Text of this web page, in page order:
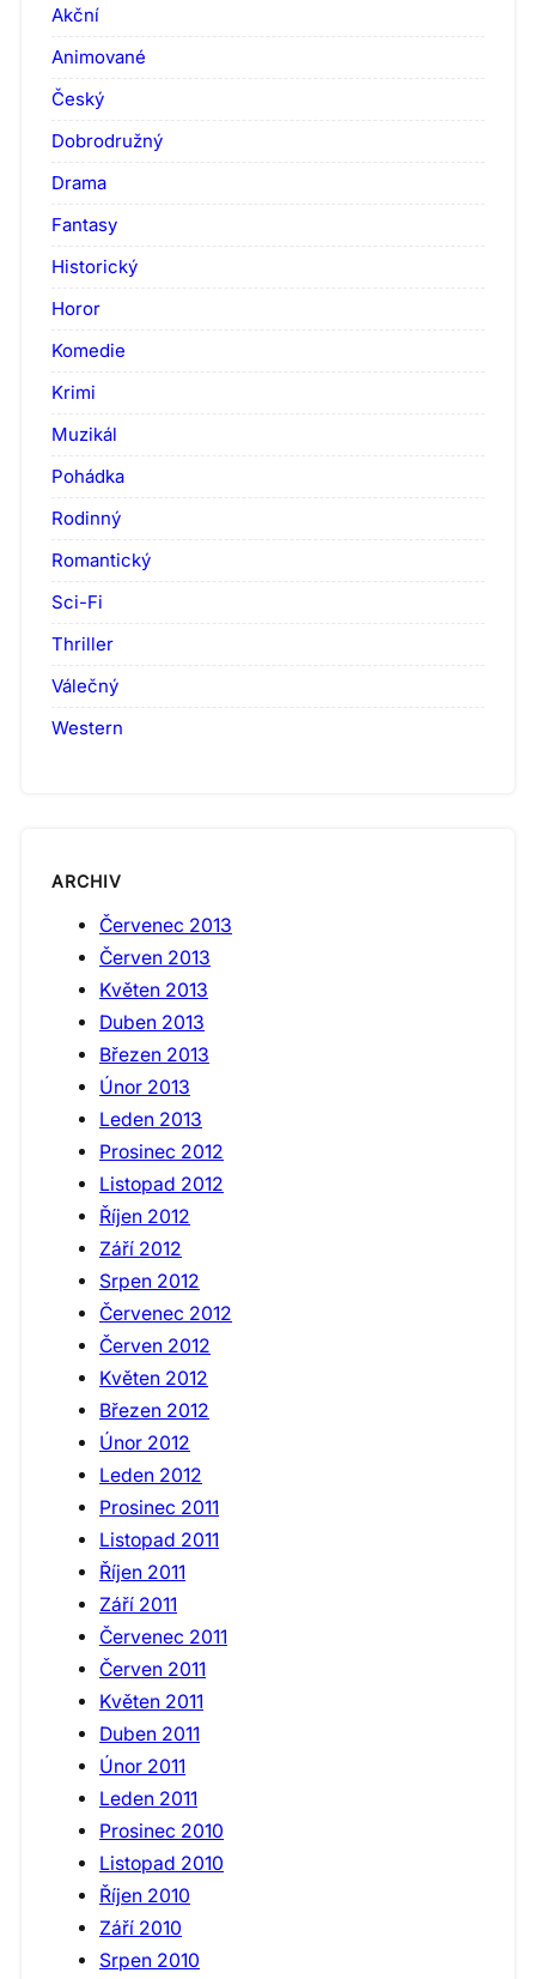
Akční
Animované
Český
Dobrodružný
Drama
Fantasy
Historický
Horor
Komedie
Krimi
Muzikál
Pohádka
Rodinný
Romantický
Sci-Fi
Thriller
Válečný
Western
ARCHIV
Červenec 2013
Červen 2013
Květen 2013
Duben 2013
Březen 2013
Únor 2013
Leden 2013
Prosinec 2012
Listopad 2012
Říjen 2012
Září 2012
Srpen 2012
Červenec 2012
Červen 2012
Květen 2012
Březen 2012
Únor 2012
Leden 2012
Prosinec 2011
Listopad 2011
Říjen 2011
Září 2011
Červenec 2011
Červen 2011
Květen 2011
Duben 2011
Únor 2011
Leden 2011
Prosinec 2010
Listopad 2010
Říjen 2010
Září 2010
Srpen 2010